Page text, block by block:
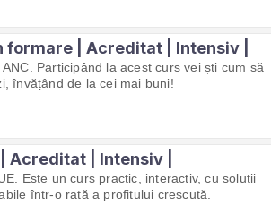
formare | Acreditat | Intensiv |
Participând la acest curs vei ști cum să
învățând de la cei mai buni!
Acreditat | Intensiv |
Este un curs practic, interactiv, cu soluții
într-o rată a profitului crescută.